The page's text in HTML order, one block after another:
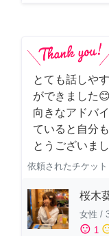
とても話しや
ができました
向きなアドバ
ていると自分
とうございま
依頼されたチケット
桜木
女性 /
sentiment_satisfied 1